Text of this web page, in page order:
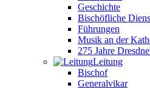
Geschichte
Bischöfliche
Führungen
Musik an der
275 Jahre
Leitung
Bischof
Generalvikar